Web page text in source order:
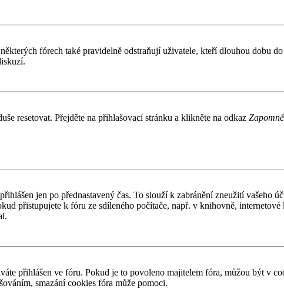
fórech také pravidelně odstraňují uživatele, kteří dlouhou dobu
resetovat. Přejděte na přihlašovací stránku a klikněte na odkaz
jen po přednastavený čas. To slouží k zabránění zneužití vašeho
přistupujete k fóru ze sdíleného počítače, např. v knihovně,
přihlášen ve fóru. Pokud je to povoleno majitelem fóra, můžou být v
smazání cookies fóra může pomoci.